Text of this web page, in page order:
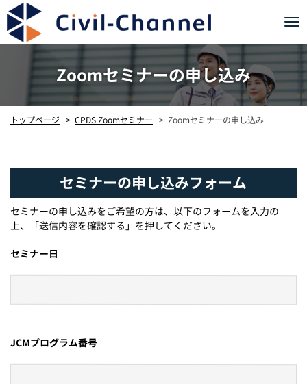
Zoomセミナーの申し込み
トップページ CPDS Zoomセミナー Zoomセミナーの申し込み
セミナーの申し込みフォーム
セミナーの申し込みをご希望の方は、以下のフォームを入力の
上、「送信内容を確認する」を押してください。
セミナー日
JCMプログラム番号